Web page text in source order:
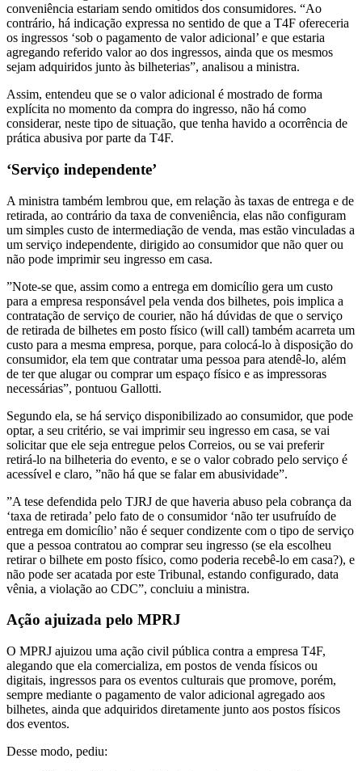
conveniência estariam sendo omitidos dos consumidores. “Ao
contrário, há indicação expressa no sentido de que a T4F ofereceria
os ingressos ‘sob o pagamento de valor adicional’ e que estaria
agregando referido valor ao dos ingressos, ainda que os mesmos
sejam adquiridos junto às bilheterias”, analisou a ministra.
Assim, entendeu que se o valor adicional é mostrado de forma
explícita no momento da compra do ingresso, não há como
considerar, neste tipo de situação, que tenha havido a ocorrência de
prática abusiva por parte da T4F.
‘Serviço independente’
A ministra também lembrou que, em relação às taxas de entrega e de
retirada, ao contrário da taxa de conveniência, elas não configuram
um simples custo de intermediação de venda, mas estão vinculadas a
um serviço independente, dirigido ao consumidor que não quer ou
não pode imprimir seu ingresso em casa.
”Note-se que, assim como a entrega em domicílio gera um custo
para a empresa responsável pela venda dos bilhetes, pois implica a
contratação de serviço de courier, não há dúvidas de que o serviço
de retirada de bilhetes em posto físico (will call) também acarreta um
custo para a mesma empresa, porque, para colocá-lo à disposição do
consumidor, ela tem que contratar uma pessoa para atendê-lo, além
de ter que alugar ou comprar um espaço físico e as impressoras
necessárias”, pontuou Gallotti.
Segundo ela, se há serviço disponibilizado ao consumidor, que pode
optar, a seu critério, se vai imprimir seu ingresso em casa, se vai
solicitar que ele seja entregue pelos Correios, ou se vai preferir
retirá-lo na bilheteria do evento, e se o valor cobrado pelo serviço é
acessível e claro, ”não há que se falar em abusividade”.
”A tese defendida pelo TJRJ de que haveria abuso pela cobrança da
‘taxa de retirada’ pelo fato de o consumidor ‘não ter usufruído de
entrega em domicílio’ não é sequer condizente com o tipo de serviço
que a pessoa contratou ao comprar seu ingresso (se ela escolheu
retirar o bilhete em posto físico, como poderia recebê-lo em casa?), e
não pode ser acatada por este Tribunal, estando configurado, data
vênia, a violação ao CDC”, concluiu a ministra.
Ação ajuizada pelo MPRJ
O MPRJ ajuizou uma ação civil pública contra a empresa T4F,
alegando que ela comercializa, em postos de venda físicos ou
digitais, ingressos para os eventos culturais que promove, porém,
sempre mediante o pagamento de valor adicional agregado aos
bilhetes, ainda que adquiridos diretamente junto aos postos físicos
dos eventos.
Desse modo, pediu: